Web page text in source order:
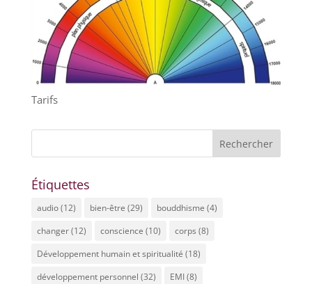
Tarifs
Étiquettes
audio(12) bien-être (29) bouddhisme (4)
changer(12) conscience (10) corps (8)
Développement humain et spiritualité (18)
développement personnel (32) EMI(8)